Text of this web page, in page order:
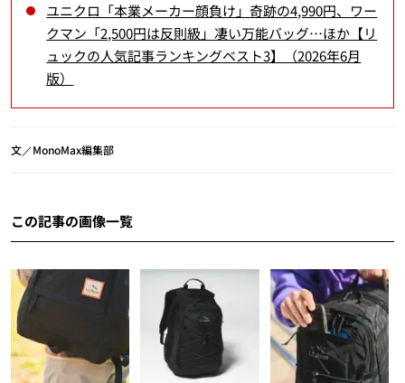
ユニクロ「本業メーカー顔負け」奇跡の4,990円、ワー
クマン「2,500円は反則級」凄い万能バッグ…ほか【リ
ュックの人気記事ランキングベスト3】（2026年6月
版）
文／MonoMax編集部
この記事の画像一覧